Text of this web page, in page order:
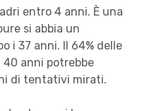
entro 4 anni. È una
si abbia un
i 37 anni. Il 64% delle
anni potrebbe
di tentativi mirati.